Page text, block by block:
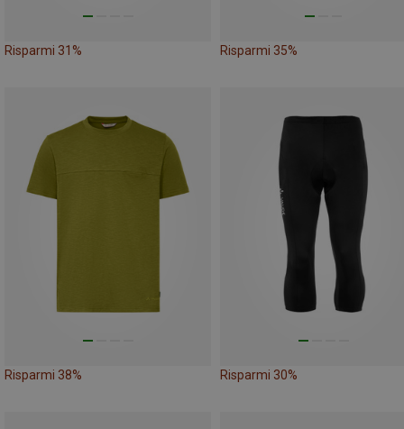
Risparmi 31% Risparmi 35%
Risparmi 38% Risparmi 30%